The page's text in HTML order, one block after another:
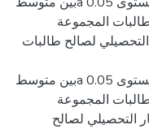
المجموعة
لصالح طالبات
3. وجود فروق ذات دلالة احصائية عند مستوى a 0.05بين متوسط
المجموعة
التحصيلي لصالح